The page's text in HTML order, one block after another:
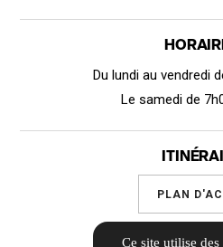
Du lundi au vendredi
Le samedi de
PLAN
Ce site utilise